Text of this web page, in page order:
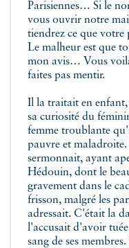
Parisiennes… Si le
vous ouvrir notre
tiendrez ce que votre
Le malheur est que
mon avis… Vous
faites pas mentir.
Il la traitait en enfant,
sa curiosité du
femme troublante
pauvre et
sermonnait, ayant
Hédouin, dont le
gravement dans le
frisson, malgré les
adressait. C'était la
l'accusait d'avoir
sang de ses